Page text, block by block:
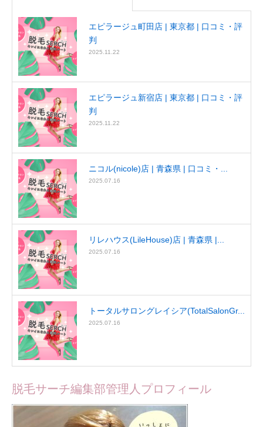
エピラージュ町田店 | 東京都 | 口コミ・評
判
2025.11.22
エピラージュ新宿店 | 東京都 | 口コミ・評
判
2025.11.22
ニコル(nicole)店 | 青森県 | 口コミ・...
2025.07.16
リレハウス(LileHouse)店 | 青森県 |...
2025.07.16
トータルサロングレイシア(TotalSalonGr...
2025.07.16
脱毛サーチ編集部管理人プロフィール